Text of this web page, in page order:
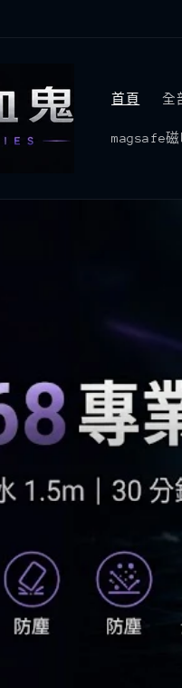
首頁 全
magsafe